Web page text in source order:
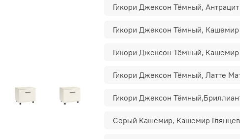
Гикори Джексон Тёмный,
Гикори Джексон Тёмный, Кашемир
Гикори Джексон Тёмный,
Гикори Джексон Тёмный, Латте
Гикори Джексон
Серый Кашемир, Кашемир